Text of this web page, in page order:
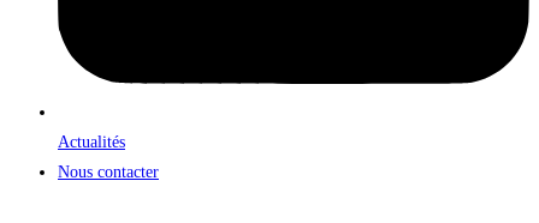
Actualités
Nous contacter